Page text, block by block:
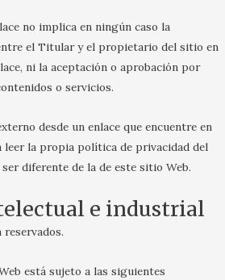
no implica en ningún caso la
el Titular y el propietario del sitio en
ni la aceptación o aprobación por
o servicios.
desde un enlace que encuentre en
leer la propia política de privacidad del
diferente de la de este sitio Web.
e industrial
está sujeto a las siguientes